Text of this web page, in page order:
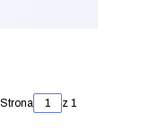
Strona z 1